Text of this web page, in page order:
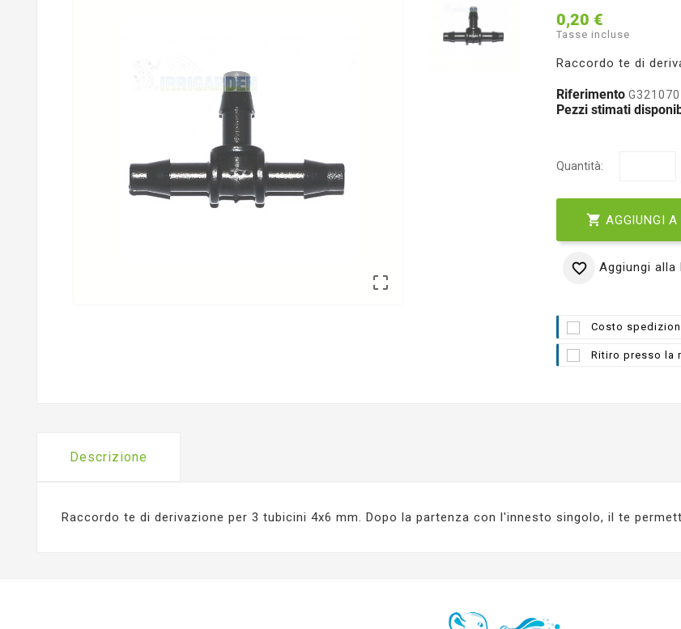

0,20 €
Tasse incluse
Raccordo te di
Riferimento G321070
Pezzi stimati
Quantità:
 AGGIUNGI A
 Aggiungi
Costo
Ritiro presso la
Descrizione
Raccordo te di derivazione per 3 tubicini 4x6 mm. Dopo la partenza con l'innesto singolo, il te